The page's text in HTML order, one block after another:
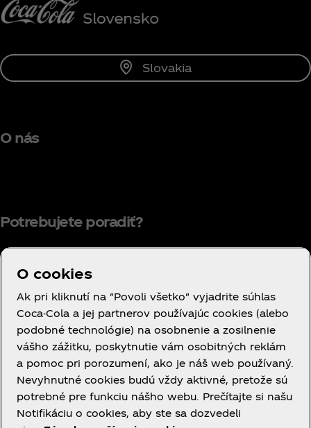
Slovakia
O nás
Potrebujete poradiť?
Podmienky používania
Oznámenie o ochrane osobných údajov
spotrebiteľov
Nastavenia súborov cookie
Oznámenie o používaní súborov cookie
Vyhlásenie o prístupnosti
O cookies
Ak pri kliknutí na "Povoli všetko" vyjadrite súhlas
Coca-Cola a jej partnerov používajúc cookies (alebo
podobné technológie) na osobnenie a zosilnenie
vášho zážitku, poskytnutie vám osobitných reklám
a pomoc pri porozumení, ako je náš web používaný.
Nevyhnutné cookies budú vždy aktivné, pretože sú
potrebné pre funkciu nášho webu. Prečítajte si našu
Notifikáciu o cookies, aby ste sa dozvedeli